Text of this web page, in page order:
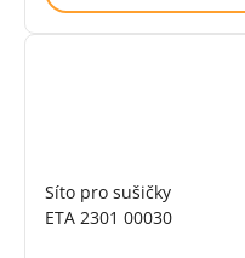
Síto pro sušičky
ETA 2301 00030